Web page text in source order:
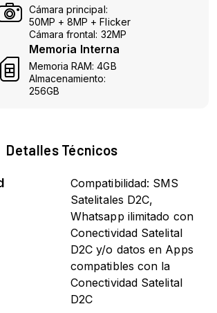
Cámara principal:
50MP + 8MP + Flicker
Cámara frontal: 32MP
Memoria Interna
Memoria RAM: 4GB
Almacenamiento:
256GB
Detalles Técnicos
Compatibilidad: SMS
Satelitales D2C,
Whatsapp ilimitado con
Conectividad Satelital
D2C y/o datos en Apps
compatibles con la
Conectividad Satelital
D2C